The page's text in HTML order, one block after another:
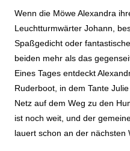
Wenn die Möwe Alexandra
Leuchtturmwärter Johann,
Spaßgedicht oder
beiden mehr als das
Eines Tages entdeckt
Ruderboot, in dem Tante
Netz auf dem Weg zu den
ist noch weit, und der
lauert schon an der nächsten